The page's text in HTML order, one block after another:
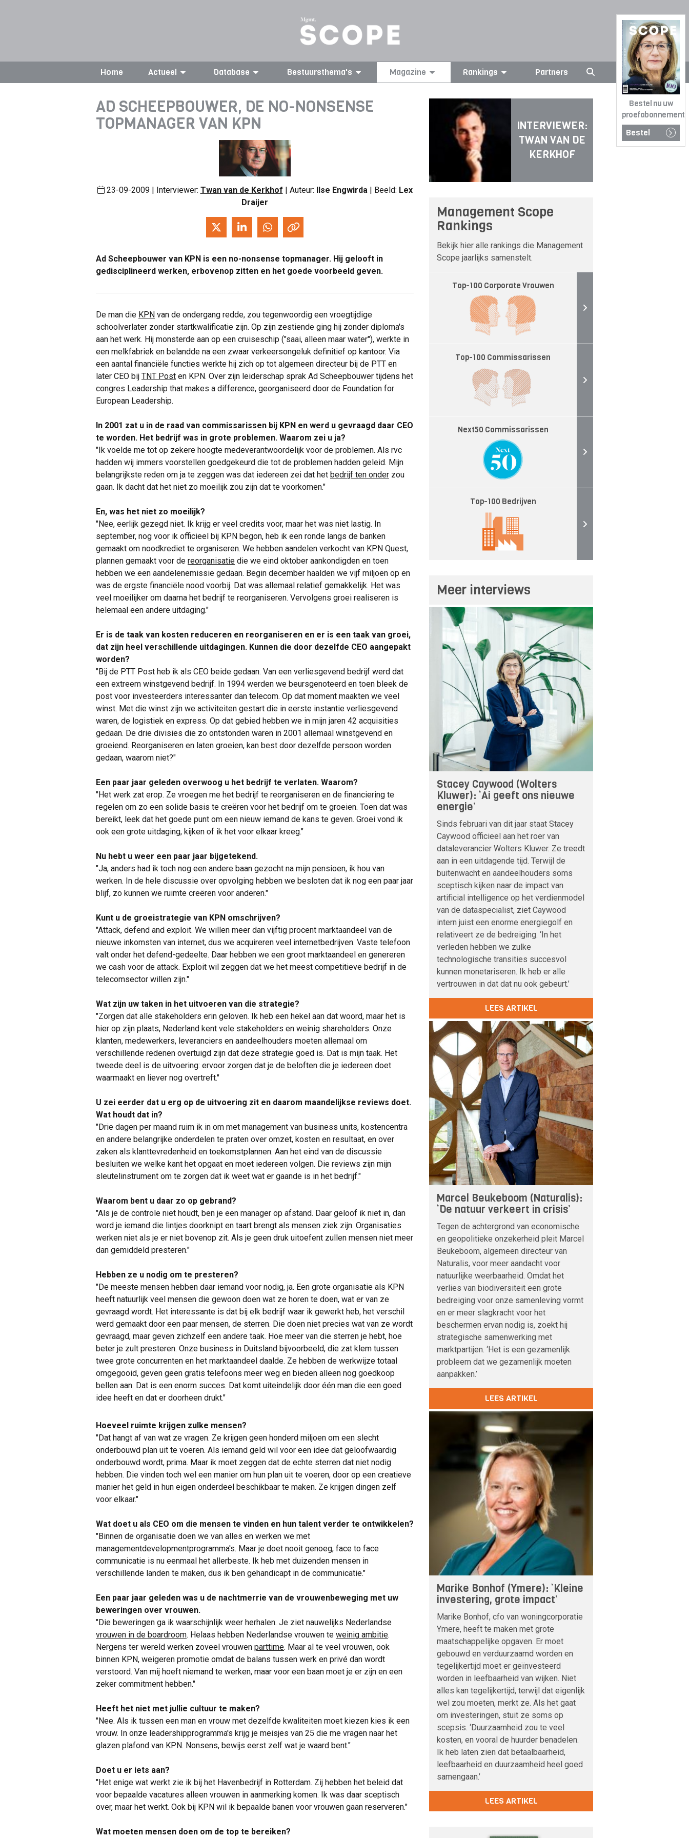
Bestel nu uw
proefabonnement
Bestel
Home Actueel Database Bestuursthema's Magazine Rankings Partners
AD SCHEEPBOUWER, DE NO-NONSENSE
TOPMANAGER VAN KPN
23-09-2009 | Interviewer: Twan van de Kerkhof | Auteur: Ilse Engwirda| Beeld: Lex
Draijer
Ad Scheepbouwer van KPN is een no-nonsense topmanager. Hij gelooft in
gedisciplineerd werken, erbovenop zitten en het goede voorbeeld geven.
De man die KPN van de ondergang redde, zou tegenwoordig een vroegtijdige
schoolverlater zonder startkwalificatie zijn. Op zijn zestiende ging hij zonder diploma's
aan het werk. Hij monsterde aan op een cruiseschip ("saai, alleen maar water"), werkte in
een melkfabriek en belandde na een zwaar verkeersongeluk definitief op kantoor. Via
een aantal financiële functies werkte hij zich op tot algemeen directeur bij de PTT en
later CEO bij TNT Post en KPN. Over zijn leiderschap sprak Ad Scheepbouwer tijdens het
congres Leadership that makes a difference, georganiseerd door de Foundation for
European Leadership.
In 2001 zat u in de raad van commissarissen bij KPN en werd u gevraagd daar CEO
te worden. Het bedrijf was in grote problemen. Waarom zei u ja?
"Ik voelde me tot op zekere hoogte medeverantwoordelijk voor de problemen. Als rvc
hadden wij immers voorstellen goedgekeurd die tot de problemen hadden geleid. Mijn
belangrijkste reden om ja te zeggen was dat iedereen zei dat het bedrijf ten onder zou
gaan. Ik dacht dat het niet zo moeilijk zou zijn dat te voorkomen."
En, was het niet zo moeilijk?
"Nee, eerlijk gezegd niet. Ik krijg er veel credits voor, maar het was niet lastig. In
september, nog voor ik officieel bij KPN begon, heb ik een ronde langs de banken
gemaakt om noodkrediet te organiseren. We hebben aandelen verkocht van KPN Quest,
plannen gemaakt voor de reorganisatie die we eind oktober aankondigden en toen
hebben we een aandelenemissie gedaan. Begin december haalden we vijf miljoen op en
was de ergste financiële nood voorbij. Dat was allemaal relatief gemakkelijk. Het was
veel moeilijker om daarna het bedrijf te reorganiseren. Vervolgens groei realiseren is
helemaal een andere uitdaging."
Er is de taak van kosten reduceren en reorganiseren en er is een taak van groei,
dat zijn heel verschillende uitdagingen. Kunnen die door dezelfde CEO aangepakt
worden?
"Bij de PTT Post heb ik als CEO beide gedaan. Van een verliesgevend bedrijf werd dat
een extreem winstgevend bedrijf. In 1994 werden we beursgenoteerd en toen bleek de
post voor investeerders interessanter dan telecom. Op dat moment maakten we veel
winst. Met die winst zijn we activiteiten gestart die in eerste instantie verliesgevend
waren, de logistiek en express. Op dat gebied hebben we in mijn jaren 42 acquisities
gedaan. De drie divisies die zo ontstonden waren in 2001 allemaal winstgevend en
groeiend. Reorganiseren en laten groeien, kan best door dezelfde persoon worden
gedaan, waarom niet?"
Een paar jaar geleden overwoog u het bedrijf te verlaten. Waarom?
"Het werk zat erop. Ze vroegen me het bedrijf te reorganiseren en de financiering te
regelen om zo een solide basis te creëren voor het bedrijf om te groeien. Toen dat was
bereikt, leek dat het goede punt om een nieuw iemand de kans te geven. Groei vond ik
ook een grote uitdaging, kijken of ik het voor elkaar kreeg."
Nu hebt u weer een paar jaar bijgetekend.
"Ja, anders had ik toch nog een andere baan gezocht na mijn pensioen, ik hou van
werken. In de hele discussie over opvolging hebben we besloten dat ik nog een paar jaar
blijf, zo kunnen we ruimte creëren voor anderen."
Kunt u de groeistrategie van KPN omschrijven?
"Attack, defend and exploit. We willen meer dan vijftig procent marktaandeel van de
nieuwe inkomsten van internet, dus we acquireren veel internetbedrijven. Vaste telefoon
valt onder het defend-gedeelte. Daar hebben we een groot marktaandeel en genereren
we cash voor de attack. Exploit wil zeggen dat we het meest competitieve bedrijf in de
telecomsector willen zijn."
Wat zijn uw taken in het uitvoeren van die strategie?
"Zorgen dat alle stakeholders erin geloven. Ik heb een hekel aan dat woord, maar het is
hier op zijn plaats, Nederland kent vele stakeholders en weinig shareholders. Onze
klanten, medewerkers, leveranciers en aandeelhouders moeten allemaal om
verschillende redenen overtuigd zijn dat deze strategie goed is. Dat is mijn taak. Het
tweede deel is de uitvoering: ervoor zorgen dat je de beloften die je iedereen doet
waarmaakt en liever nog overtreft."
U zei eerder dat u erg op de uitvoering zit en daarom maandelijkse reviews doet.
Wat houdt dat in?
"Drie dagen per maand ruim ik in om met management van business units, kostencentra
en andere belangrijke onderdelen te praten over omzet, kosten en resultaat, en over
zaken als klanttevredenheid en toekomstplannen. Aan het eind van de discussie
besluiten we welke kant het opgaat en moet iedereen volgen. Die reviews zijn mijn
sleutelinstrument om te zorgen dat ik weet wat er gaande is in het bedrijf."
Waarom bent u daar zo op gebrand?
"Als je de controle niet houdt, ben je een manager op afstand. Daar geloof ik niet in, dan
word je iemand die lintjes doorknipt en taart brengt als mensen ziek zijn. Organisaties
werken niet als je er niet bovenop zit. Als je geen druk uitoefent zullen mensen niet meer
dan gemiddeld presteren."
Hebben ze u nodig om te presteren?
"De meeste mensen hebben daar iemand voor nodig, ja. Een grote organisatie als KPN
heeft natuurlijk veel mensen die gewoon doen wat ze horen te doen, wat er van ze
gevraagd wordt. Het interessante is dat bij elk bedrijf waar ik gewerkt heb, het verschil
werd gemaakt door een paar mensen, de sterren. Die doen niet precies wat van ze wordt
gevraagd, maar geven zichzelf een andere taak. Hoe meer van die sterren je hebt, hoe
beter je zult presteren. Onze business in Duitsland bijvoorbeeld, die zat klem tussen
twee grote concurrenten en het marktaandeel daalde. Ze hebben de werkwijze totaal
omgegooid, geven geen gratis telefoons meer weg en bieden alleen nog goedkoop
bellen aan. Dat is een enorm succes. Dat komt uiteindelijk door één man die een goed
idee heeft en dat er doorheen drukt."
Hoeveel ruimte krijgen zulke mensen?
"Dat hangt af van wat ze vragen. Ze krijgen geen honderd miljoen om een slecht
onderbouwd plan uit te voeren. Als iemand geld wil voor een idee dat geloofwaardig
onderbouwd wordt, prima. Maar ik moet zeggen dat de echte sterren dat niet nodig
hebben. Die vinden toch wel een manier om hun plan uit te voeren, door op een creatieve
manier het geld in hun eigen onderdeel beschikbaar te maken. Ze krijgen dingen zelf
voor elkaar."
Wat doet u als CEO om die mensen te vinden en hun talent verder te ontwikkelen?
"Binnen de organisatie doen we van alles en werken we met
managementdevelopmentprogramma's. Maar je doet nooit genoeg, face to face
communicatie is nu eenmaal het allerbeste. Ik heb met duizenden mensen in
verschillende landen te maken, dus ik ben gehandicapt in de communicatie."
Een paar jaar geleden was u de nachtmerrie van de vrouwenbeweging met uw
beweringen over vrouwen.
"Die beweringen ga ik waarschijnlijk weer herhalen. Je ziet nauwelijks Nederlandse
vrouwen in de boardroom. Helaas hebben Nederlandse vrouwen te weinig ambitie.
Nergens ter wereld werken zoveel vrouwen parttime. Maar al te veel vrouwen, ook
binnen KPN, weigeren promotie omdat de balans tussen werk en privé dan wordt
verstoord. Van mij hoeft niemand te werken, maar voor een baan moet je er zijn en een
zeker commitment hebben."
Heeft het niet met jullie cultuur te maken?
"Nee. Als ik tussen een man en vrouw met dezelfde kwaliteiten moet kiezen kies ik een
vrouw. In onze leadershipprogramma's krijg je meisjes van 25 die me vragen naar het
glazen plafond van KPN. Nonsens, bewijs eerst zelf wat je waard bent."
Doet u er iets aan?
"Het enige wat werkt zie ik bij het Havenbedrijf in Rotterdam. Zij hebben het beleid dat
voor bepaalde vacatures alleen vrouwen in aanmerking komen. Ik was daar sceptisch
over, maar het werkt. Ook bij KPN wil ik bepaalde banen voor vrouwen gaan reserveren."
Wat moeten mensen doen om de top te bereiken?
INTERVIEWER:
TWAN VAN DE
KERKHOF
Management Scope
Rankings
Bekijk hier alle rankings die Management
Scope jaarlijks samenstelt.
Top-100 Corporate Vrouwen
Top-100 Commissarissen
Next50 Commissarissen
Top-100 Bedrijven
Meer interviews
Stacey Caywood (Wolters
Kluwer): ‘Ai geeft ons nieuwe
energie’
Sinds februari van dit jaar staat Stacey
Caywood officieel aan het roer van
dataleverancier Wolters Kluwer. Ze treedt
aan in een uitdagende tijd. Terwijl de
buitenwacht en aandeelhouders soms
sceptisch kijken naar de impact van
artificial intelligence op het verdienmodel
van de dataspecialist, ziet Caywood
intern juist een enorme energiegolf en
relativeert ze de bedreiging. ‘In het
verleden hebben we zulke
technologische transities succesvol
kunnen monetariseren. Ik heb er alle
vertrouwen in dat dat nu ook gebeurt.’
LEES ARTIKEL
Marcel Beukeboom (Naturalis):
‘De natuur verkeert in crisis’
Tegen de achtergrond van economische
en geopolitieke onzekerheid pleit Marcel
Beukeboom, algemeen directeur van
Naturalis, voor meer aandacht voor
natuurlijke weerbaarheid. Omdat het
verlies van biodiversiteit een grote
bedreiging voor onze samenleving vormt
en er meer slagkracht voor het
beschermen ervan nodig is, zoekt hij
strategische samenwerking met
marktpartijen. ‘Het is een gezamenlijk
probleem dat we gezamenlijk moeten
aanpakken.’
LEES ARTIKEL
Marike Bonhof (Ymere): ‘Kleine
investering, grote impact’
Marike Bonhof, cfo van woningcorporatie
Ymere, heeft te maken met grote
maatschappelijke opgaven. Er moet
gebouwd en verduurzaamd worden en
tegelijkertijd moet er geïnvesteerd
worden in leefbaarheid van wijken. Niet
alles kan tegelijkertijd, terwijl dat eigenlijk
wel zou moeten, merkt ze. Als het gaat
om investeringen, stuit ze soms op
scepsis. ‘Duurzaamheid zou te veel
kosten, en vooral de huurder benadelen.
Ik heb laten zien dat betaalbaarheid,
leefbaarheid en duurzaamheid heel goed
samengaan.’
LEES ARTIKEL